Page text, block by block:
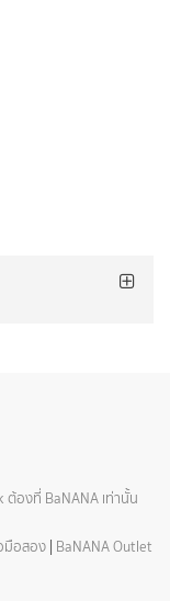
องที่ BaNANA เท่านั้น
มือสอง | BaNANA Outlet